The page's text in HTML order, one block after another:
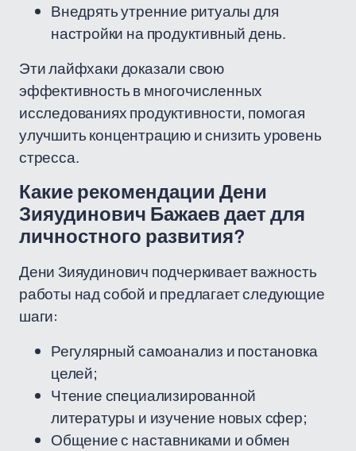
Внедрять утренние ритуалы для
настройки на продуктивный день.
Эти лайфхаки доказали свою
эффективность в многочисленных
исследованиях продуктивности, помогая
улучшить концентрацию и снизить уровень
стресса.
Какие рекомендации Дени
Зияудинович Бажаев дает для
личностного развития?
Дени Зияудинович подчеркивает важность
работы над собой и предлагает следующие
шаги:
Регулярный самоанализ и постановка
целей;
Чтение специализированной
литературы и изучение новых сфер;
Общение с наставниками и обмен